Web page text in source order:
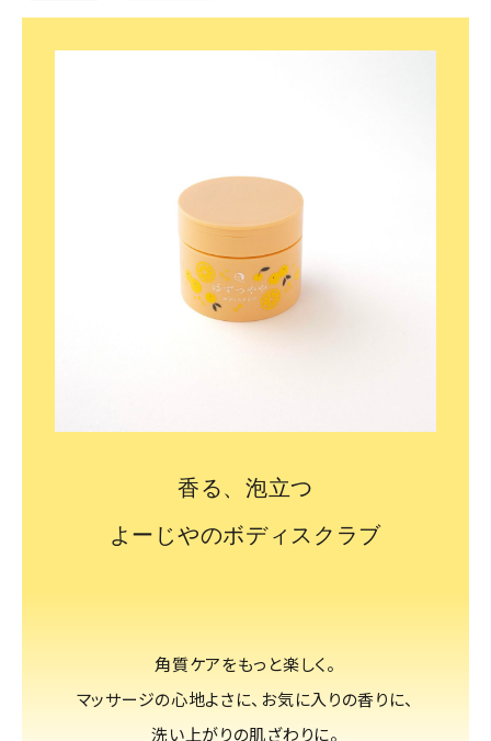
香る、泡立つ
よーじやのボディスクラブ
角質ケアをもっと楽しく。
マッサージの心地よさに、お気に入りの香りに、
洗い上がりの肌ざわりに。